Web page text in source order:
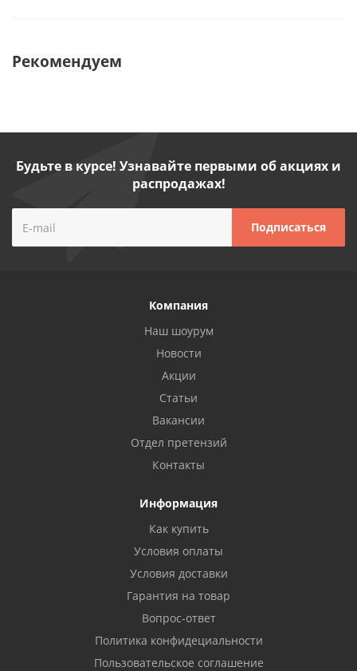
Рекомендуем
Будьте в курсе! Узнавайте первыми об акциях и
распродажах!
Компания
Наш шоурум
Новости
Акции
Статьи
Вакансии
Отдел претензий
Контакты
Информация
Как купить
Условия оплаты
Условия доставки
Гарантия на товар
Вопрос-ответ
Политика конфидециальности
Пользовательское соглашение